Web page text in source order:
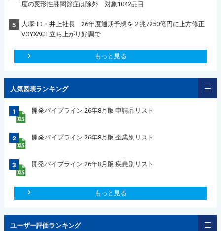
度の変形性膝関節症は除外 対象1042品目
5
大塚HD・井上社長 26年度通期予想を２兆7250億円に上方修正
VOYXACT立ち上がり好調で
もっと見る
人気図表ランキング
1 開発パイプライン 26年8月版 申請品リスト
2 開発パイプライン 26年8月版 企業別リスト
3 開発パイプライン 26年8月版 疾患別リスト
もっと見る
ユーザー評価ランキング